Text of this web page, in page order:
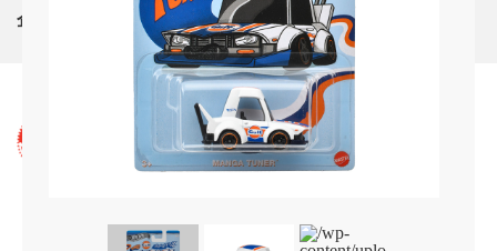
企業情報
プライバシーポリシー
Cookies and Related Technology Notice
© 2026 Mattel. All Rights Reserved.